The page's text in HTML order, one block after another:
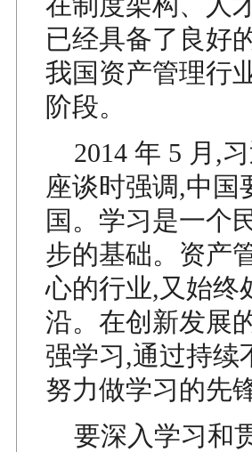
已经具备了良好
我国资产管理行
阶段。
2014 年 5 月,
座谈时强调,中国
国。学习是一个
步的基础。资产
心的行业,又始终
沿。在创新发展
强学习,通过持续
努力做学习的先
要深入学习和